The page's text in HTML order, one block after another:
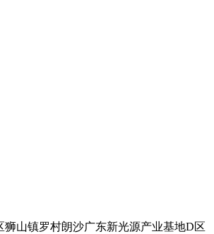
狮山镇罗村朗沙广东新光源产业基地D区